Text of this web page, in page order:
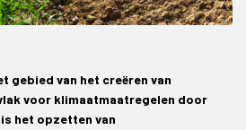
gebied van het creëren van
voor klimaatmaatregelen door
het opzetten van